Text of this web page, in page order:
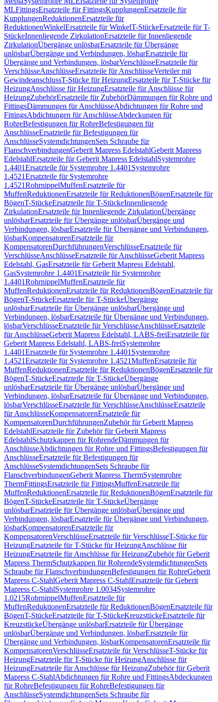
MLFittingsErsatzteile für FittingsKupplungenErsatzteile für
KupplungenReduktionenErsatzteile für
ReduktionenWinkelErsatzteile für WinkelT-StückeErsatzteile für T-
StückeInnenliegende ZirkulationErsatzteile für Innenliegende
ZirkulationÜbergänge unlösbarErsatzteile für Übergänge
unlösbarÜbergänge und Verbindungen, lösbarErsatzteile für
Übergänge und Verbindungen, lösbarVerschlüsseErsatzteile für
VerschlüsseAnschlüsseErsatzteile für AnschlüsseVerteiler mit
GewindeanschlussT-Stücke für HeizungErsatzteile für T-Stücke für
HeizungAnschlüsse für HeizungErsatzteile für Anschlüsse für
HeizungZubehörErsatzteile für ZubehörDämmungen für Rohre und
FittingsDämmungen für AnschlüsseAbdichtungen für Rohre und
FittingsAbdichtungen für AnschlüsseAbdeckungen für
RohreBefestigungen für RohreBefestigungen für
AnschlüsseErsatzteile für Befestigungen für
AnschlüsseSystemdichtungenSets Schraube für
FlanschverbindungenGeberit Mapress EdelstahlGeberit Mapress
EdelstahlErsatzteile für Geberit Mapress EdelstahlSystemrohre
1.4401Ersatzteile für Systemrohre 1.4401 Systemrohre
1.4521Ersatzteile für Systemrohre
1.4521RohrnippelMuffenErsatzteile für
MuffenReduktionenErsatzteile für ReduktionenBögenErsatzteile für
BögenT-StückeErsatzteile für T-StückeInnenliegende
ZirkulationErsatzteile für Innenliegende ZirkulationÜbergänge
unlösbarErsatzteile für Übergänge unlösbarÜbergänge und
Verbindungen, lösbarErsatzteile für Übergänge und Verbindungen,
lösbarKompensatorenErsatzteile für
KompensatorenDurchführungenVerschlüsseErsatzteile für
VerschlüsseAnschlüsseErsatzteile für AnschlüsseGeberit Mapress
Edelstahl, GasErsatzteile für Geberit Mapress Edelstahl,
GasSystemrohre 1.4401Ersatzteile für Systemrohre
1.4401RohrnippelMuffenErsatzteile für
MuffenReduktionenErsatzteile für ReduktionenBögenErsatzteile für
BögenT-StückeErsatzteile für T-StückeÜbergänge
unlösbarErsatzteile für Übergänge unlösbarÜbergänge und
Verbindungen, lösbarErsatzteile für Übergänge und Verbindungen,
lösbarVerschlüsseErsatzteile für VerschlüsseAnschlüsseErsatzteile
für AnschlüsseGeberit Mapress Edelstahl, LABS-freiErsatzteile für
Geberit Mapress Edelstahl, LABS-freiSystemrohre
1.4401Ersatzteile für Systemrohre 1.4401 Systemrohre
1.4521Ersatzteile für Systemrohre 1.4521MuffenErsatzteile für
MuffenReduktionenErsatzteile für ReduktionenBögenErsatzteile für
BögenT-StückeErsatzteile für T-StückeÜbergänge
unlösbarErsatzteile für Übergänge unlösbarÜbergänge und
Verbindungen, lösbarErsatzteile für Übergänge und Verbindungen,
lösbarVerschlüsseErsatzteile für VerschlüsseAnschlüsseErsatzteile
für AnschlüsseKompensatorenErsatzteile für
KompensatorenDurchführungenZubehör für Geberit Mapress
EdelstahlErsatzteile für Zubehör für Geberit Mapress
EdelstahlSchutzkappen für RohrendeDämmungen für
AnschlüsseAbdichtungen für Rohre und FittingsBefestigungen für
AnschlüsseErsatzteile für Befestigungen für
AnschlüsseSystemdichtungenSets Schraube für
FlanschverbindungenGeberit Mapress ThermSystemrohre
ThermFittingsErsatzteile für FittingsMuffenErsatzteile für
MuffenReduktionenErsatzteile für ReduktionenBögenErsatzteile für
BögenT-StückeErsatzteile für T-StückeÜbergänge
unlösbarErsatzteile für Übergänge unlösbarÜbergänge und
Verbindungen, lösbarErsatzteile für Übergänge und Verbindungen,
lösbarKompensatorenErsatzteile für
KompensatorenVerschlüsseErsatzteile für VerschlüsseT-Stücke für
HeizungErsatzteile für T-Stücke für HeizungAnschlüsse für
HeizungErsatzteile für Anschlüsse für HeizungZubehör für Geberit
Mapress ThermSchutzkappen für RohrendeSystemdichtungenSets
Schraube für FlanschverbindungenBefestigungen für RohreGeberit
Mapress C-StahlGeberit Mapress C-StahlErsatzteile für Geberit
Mapress C-StahlSystemrohre 1.0034Systemrohre
1.0215RohrnippelMuffenErsatzteile für
MuffenReduktionenErsatzteile für ReduktionenBögenErsatzteile für
BögenT-StückeErsatzteile für T-StückeKreuzstückeErsatzteile für
KreuzstückeÜbergänge unlösbarErsatzteile für Übergänge
unlösbarÜbergänge und Verbindungen, lösbarErsatzteile für
Übergänge und Verbindungen, lösbarKompensatorenErsatzteile für
KompensatorenVerschlüsseErsatzteile für VerschlüsseT-Stücke für
HeizungErsatzteile für T-Stücke für HeizungAnschlüsse für
HeizungErsatzteile für Anschlüsse für HeizungZubehör für Geberit
Mapress C-StahlAbdichtungen für Rohre und FittingsAbdeckungen
für RohreBefestigungen für RohreBefestigungen für
AnschlüsseSystemdichtungenSets Schraube für